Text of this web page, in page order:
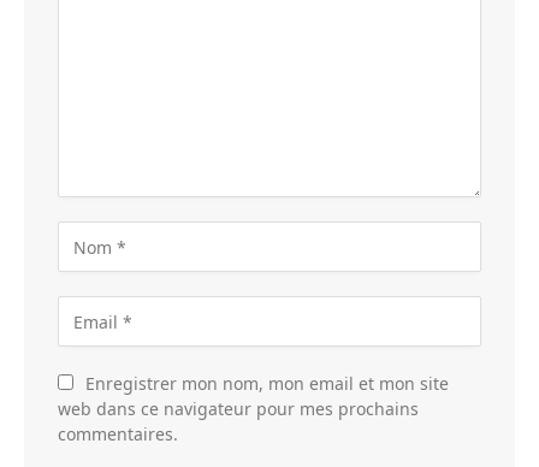
Enregistrer mon nom, mon email et mon site
web dans ce navigateur pour mes prochains
commentaires.